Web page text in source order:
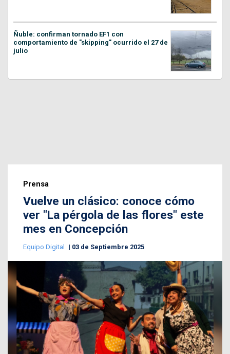
Ñuble: confirman tornado EF1 con
comportamiento de "skipping" ocurrido el 27 de
julio
Prensa
Vuelve un clásico: conoce cómo
ver "La pérgola de las flores" este
mes en Concepción
Equipo Digital 03 de Septiembre 2025